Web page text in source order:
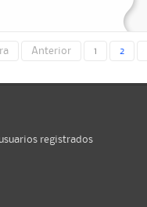
Anterior 1 2
registrados